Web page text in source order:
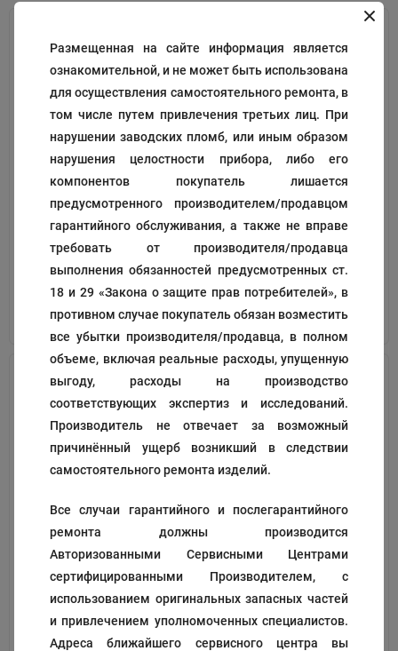
Размещенная на сайте информация является
ознакомительной, и не может быть использована
для осуществления самостоятельного ремонта, в
том числе путем привлечения третьих лиц. При
нарушении заводских пломб, или иным образом
нарушения целостности прибора, либо его
компонентов покупатель лишается
предусмотренного производителем/продавцом
гарантийного обслуживания, а также не вправе
требовать от производителя/продавца
выполнения обязанностей предусмотренных ст.
18 и 29 «Закона о защите прав потребителей», в
противном случае покупатель обязан возместить
все убытки производителя/продавца, в полном
объеме, включая реальные расходы, упущенную
выгоду, расходы на производство
соответствующих экспертиз и исследований.
Производитель не отвечает за возможный
причинённый ущерб возникший в следствии
самостоятельного ремонта изделий.
Все случаи гарантийного и послегарантийного
ремонта должны производится
Авторизованными Сервисными Центрами
сертифицированными Производителем, с
использованием оригинальных запасных частей
и привлечением уполномоченных специалистов.
Адреса ближайшего сервисного центра вы
Прокладка
109229
В корзину
Крышка аквабокса
Код:
В корзину
Трубка
139908
Нижния часть бокса
аквафильтра
Код: 118154
2 322 ₽